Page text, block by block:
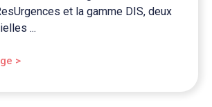
et la gamme DIS, deux
...
>